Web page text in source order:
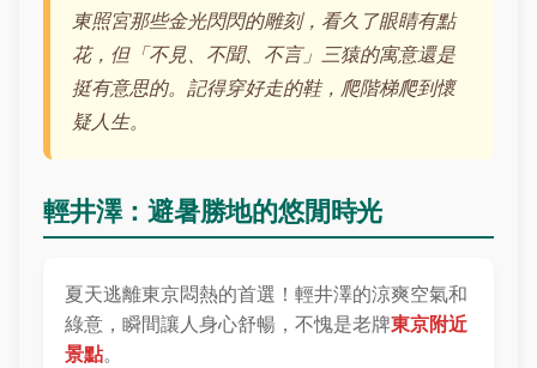
東照宮那些金光閃閃的雕刻，看久了眼睛有點
花，但「不見、不聞、不言」三猿的寓意還是
挺有意思的。記得穿好走的鞋，爬階梯爬到懷
疑人生。
輕井澤：避暑勝地的悠閒時光
夏天逃離東京悶熱的首選！輕井澤的涼爽空氣和
綠意，瞬間讓人身心舒暢，不愧是老牌東京附近
景點。